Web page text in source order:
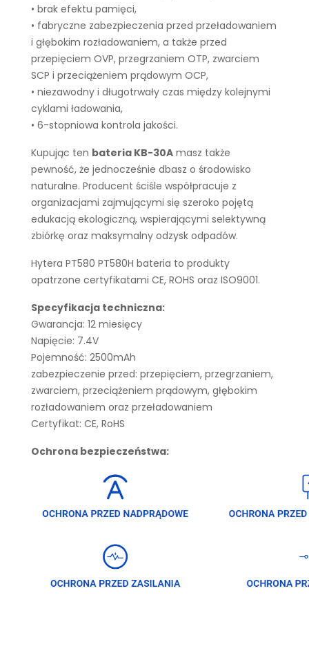
• brak efektu pamięci,
• fabryczne zabezpieczenia przed przeładowaniem
i głębokim rozładowaniem, a także przed
przepięciem OVP, przegrzaniem OTP, zwarciem
SCP i przeciążeniem prądowym OCP,
• niezawodny i długotrwały czas między kolejnymi
cyklami ładowania,
• 6-stopniowa kontrola jakości.
Kupując ten bateria KB-30A masz także
pewność, że jednocześnie dbasz o środowisko
naturalne. Producent ściśle współpracuje z
organizacjami zajmującymi się szeroko pojętą
edukacją ekologiczną, wspierającymi selektywną
zbiórkę oraz maksymalny odzysk odpadów.
Hytera PT580 PT580H bateria to produkty
opatrzone certyfikatami CE, ROHS oraz ISO9001.
Specyfikacja techniczna:
Gwarancja: 12 miesięcy
Napięcie: 7.4V
Pojemność: 2500mAh
zabezpieczenie przed: przepięciem, przegrzaniem,
zwarciem, przeciążeniem prądowym, głębokim
rozładowaniem oraz przeładowaniem
Certyfikat: CE, RoHS
Ochrona bezpieczeństwa: